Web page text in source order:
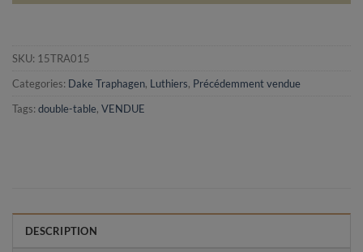
SKU: 15TRA015
Categories: Dake Traphagen, Luthiers, Précédemment vendue
Tags: double-table, VENDUE
DESCRIPTION